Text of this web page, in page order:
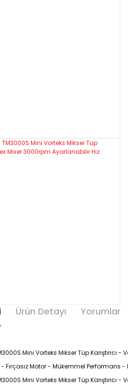
Ürün Detayı Yorumlar
Mini Vorteks Mikser Tüp Karıştırıcı
Fırçasız Motor - Mükemmel Performans
Mini Vorteks Mikser Tüp Karıştırıcı